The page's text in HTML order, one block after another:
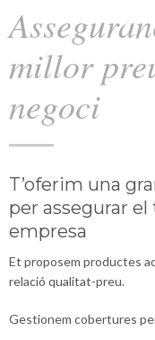
millor
negoci
T’oferim una
per assegurar
empresa
Et proposem productes
relació qualitat-preu.
Gestionem cobertures